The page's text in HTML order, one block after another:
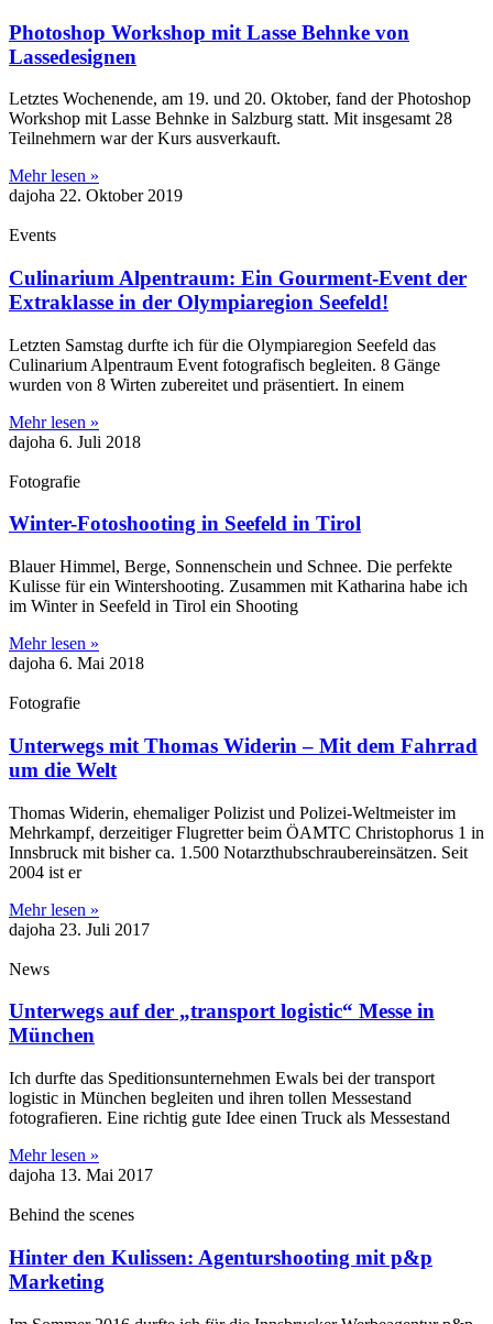
Photoshop Workshop mit Lasse Behnke von
Lassedesignen
Letztes Wochenende, am 19. und 20. Oktober, fand der Photoshop
Workshop mit Lasse Behnke in Salzburg statt. Mit insgesamt 28
Teilnehmern war der Kurs ausverkauft.
Mehr lesen »
dajoha 22. Oktober 2019
Events
Culinarium Alpentraum: Ein Gourment-Event der
Extraklasse in der Olympiaregion Seefeld!
Letzten Samstag durfte ich für die Olympiaregion Seefeld das
Culinarium Alpentraum Event fotografisch begleiten. 8 Gänge
wurden von 8 Wirten zubereitet und präsentiert. In einem
Mehr lesen »
dajoha 6. Juli 2018
Fotografie
Winter-Fotoshooting in Seefeld in Tirol
Blauer Himmel, Berge, Sonnenschein und Schnee. Die perfekte
Kulisse für ein Wintershooting. Zusammen mit Katharina habe ich
im Winter in Seefeld in Tirol ein Shooting
Mehr lesen »
dajoha 6. Mai 2018
Fotografie
Unterwegs mit Thomas Widerin – Mit dem Fahrrad
um die Welt
Thomas Widerin, ehemaliger Polizist und Polizei-Weltmeister im
Mehrkampf, derzeitiger Flugretter beim ÖAMTC Christophorus 1 in
Innsbruck mit bisher ca. 1.500 Notarzthubschraubereinsätzen. Seit
2004 ist er
Mehr lesen »
dajoha 23. Juli 2017
News
Unterwegs auf der „transport logistic“ Messe in
München
Ich durfte das Speditionsunternehmen Ewals bei der transport
logistic in München begleiten und ihren tollen Messestand
fotografieren. Eine richtig gute Idee einen Truck als Messestand
Mehr lesen »
dajoha 13. Mai 2017
Behind the scenes
Hinter den Kulissen: Agenturshooting mit p&p
Marketing